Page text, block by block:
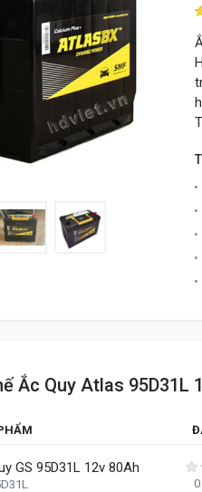
Ắc Quy Atlas 95D31L
GS 95D31L 12v 80Ah